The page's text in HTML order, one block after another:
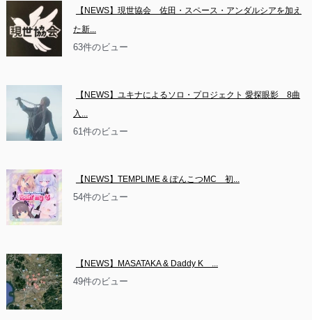
【NEWS】現世協会　佐田・スペース・アンダルシアを加え
た新...
63件のビュー
【NEWS】ユキナによるソロ・プロジェクト 愛探眼影　8曲
入...
61件のビュー
【NEWS】TEMPLIME & ぽんこつMC　初...
54件のビュー
【NEWS】MASATAKA & Daddy K　...
49件のビュー